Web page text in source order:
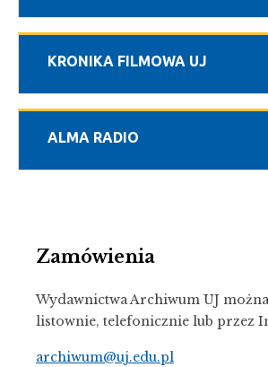
KRONIKA FILMOWA UJ
ALMA RADIO
Zamówienia
Wydawnictwa Archiwum UJ
listownie, telefonicznie lub przez
archiwum@uj.edu.pl